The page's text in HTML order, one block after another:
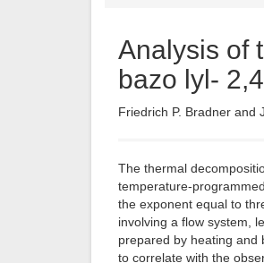
Analysis of
bazo lyl-
Friedrich P. Bradner and
The thermal
temperature-
the exponent equal to
involving a flow system,
prepared by heating and
to correlate with the